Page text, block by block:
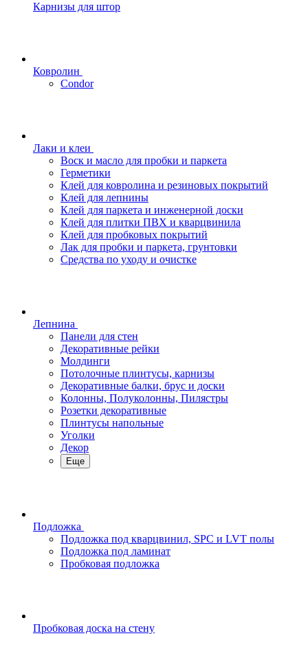
Карнизы для штор
Ковролин
Condor
Лаки и клеи
Воск и масло для пробки и паркета
Герметики
Клей для ковролина и резиновых покрытий
Клей для лепнины
Клей для паркета и инженерной доски
Клей для плитки ПВХ и кварцвинила
Клей для пробковых покрытий
Лак для пробки и паркета, грунтовки
Средства по уходу и очистке
Лепнина
Панели для стен
Декоративные рейки
Молдинги
Потолочные плинтусы, карнизы
Декоративные балки, брус и доски
Колонны, Полуколонны, Пилястры
Розетки декоративные
Плинтусы напольные
Уголки
Декор
Еще
Подложка
Подложка под кварцвинил, SPC и LVT полы
Подложка под ламинат
Пробковая подложка
Пробковая доска на стену